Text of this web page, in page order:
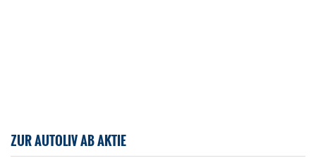
ZUR AUTOLIV AB AKTIE